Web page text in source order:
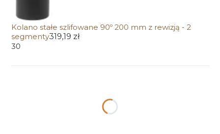
Kolano stałe szlifowane 90º 200 mm z rewizją - 2
segmenty319,19 zł
30